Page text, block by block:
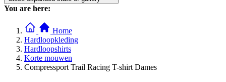
You are here:
Home
Hardloopkleding
Hardloopshirts
Korte mouwen
Compressport Trail Racing T-shirt Dames